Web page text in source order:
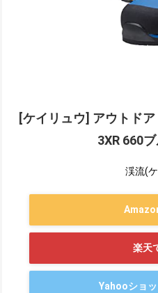
[ケイリュウ] アウトド
3XR 660
渓流(
楽天
Yahooショ